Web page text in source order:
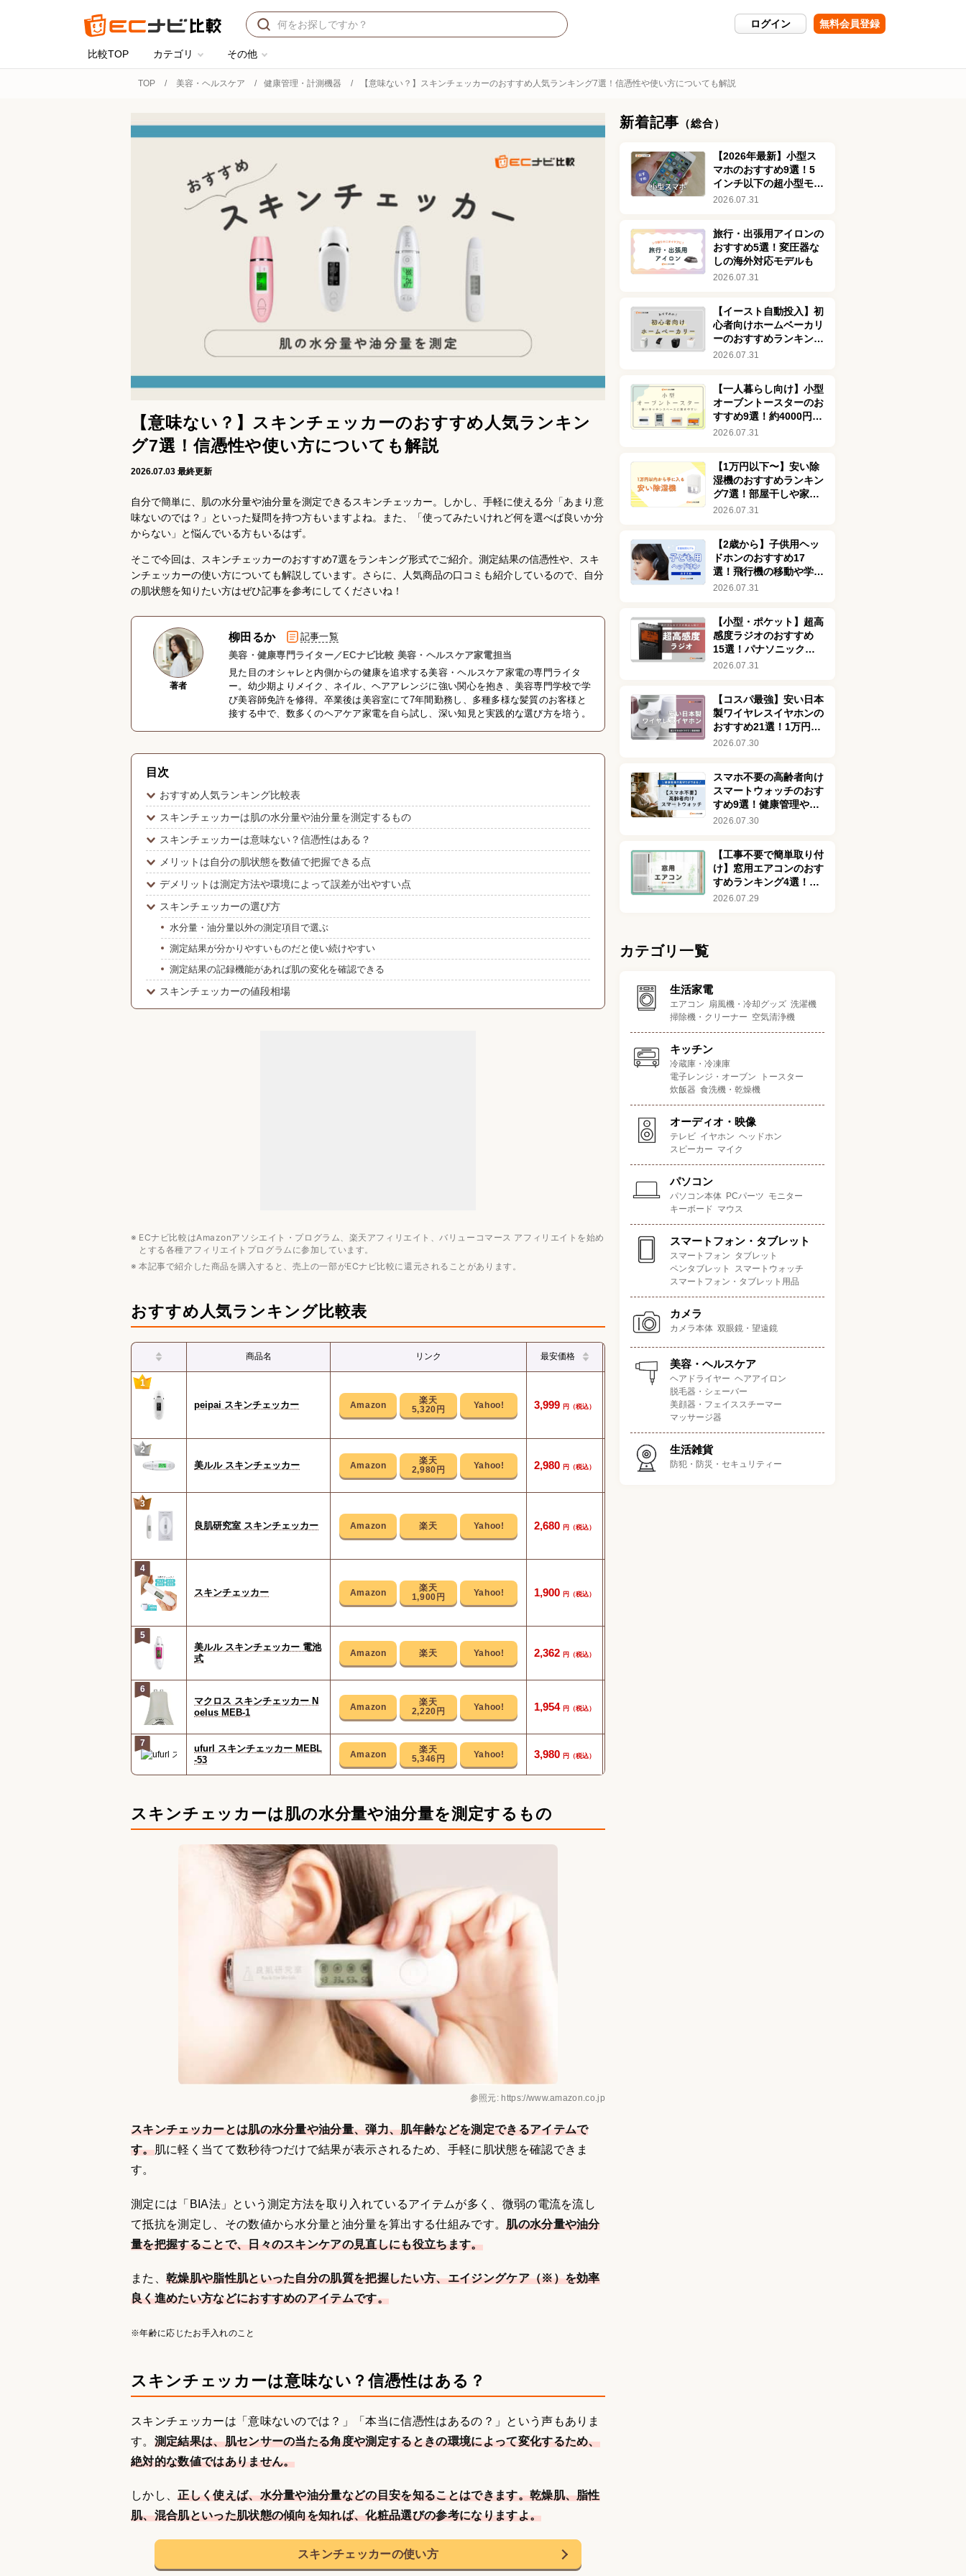
ログイン 無料会員登録
比較TOP カテゴリ その他
TOP 美容・ヘルスケア 健康管理・計測機器 【意味ない？】スキンチェッカーのおすすめ人気ランキング7選！信憑性や使い方についても解説
【意味ない？】スキンチェッカーのおすすめ人気ランキン
グ7選！信憑性や使い方についても解説
2026.07.03 最終更新
自分で簡単に、肌の水分量や油分量を測定できるスキンチェッカー。しかし、手軽に使える分「あまり意
味ないのでは？」といった疑問を持つ方もいますよね。また、「使ってみたいけれど何を選べば良いか分
からない」と悩んでいる方もいるはず。
そこで今回は、スキンチェッカーのおすすめ7選をランキング形式でご紹介。測定結果の信憑性や、スキ
ンチェッカーの使い方についても解説しています。さらに、人気商品の口コミも紹介しているので、自分
の肌状態を知りたい方はぜひ記事を参考にしてくださいね！
著者
柳田るか
記事一覧
美容・健康専門ライター／ECナビ比較 美容・ヘルスケア家電担当
見た目のオシャレと内側からの健康を追求する美容・ヘルスケア家電の専門ライタ
ー。幼少期よりメイク、ネイル、ヘアアレンジに強い関心を抱き、美容専門学校で学
び美容師免許を修得。卒業後は美容室にて7年間勤務し、多種多様な髪質のお客様と
接する中で、数多くのヘアケア家電を自ら試し、深い知見と実践的な選び方を培う。
目次
おすすめ人気ランキング比較表
スキンチェッカーは肌の水分量や油分量を測定するもの
スキンチェッカーは意味ない？信憑性はある？
メリットは自分の肌状態を数値で把握できる点
デメリットは測定方法や環境によって誤差が出やすい点
スキンチェッカーの選び方
水分量・油分量以外の測定項目で選ぶ
測定結果が分かりやすいものだと使い続けやすい
測定結果の記録機能があれば肌の変化を確認できる
スキンチェッカーの値段相場
約2000円〜8000円ほどで手に入る
ECナビ比較はAmazonアソシエイト・プログラム、楽天アフィリエイト、バリューコマース アフィリエイトを始め
とする各種アフィリエイトプログラムに参加しています。
本記事で紹介した商品を購入すると、売上の一部がECナビ比較に還元されることがあります。
おすすめ人気ランキング比較表
商品名 リンク 最安価格 ポイント
1
peipai スキンチェッカー 5,320円 3,999
4項目測定と10日間のデータを保
存する高機能モデル
水分、
2
美ルル スキンチェッカー 2,980円 2,980
緑と赤のライトや表情アイコン
で結果が分かりやすい
油分、
3
良肌研究室 スキンチェッカー 2,680
4
スキンチェッカー 1,900円 1,900
5
美ルル スキンチェッカー 電池
式
2,362
6
マクロス スキンチェッカー N
oelus MEB-1
2,220円 1,954
7
ufurl スキンチェッカー MEBL
-53
5,346円 3,980
スキンチェッカーは肌の水分量や油分量を測定するもの
参照元: https://www.amazon.co.jp
スキンチェッカーとは肌の水分量や油分量、弾力、肌年齢などを測定できるアイテムで
す。肌に軽く当てて数秒待つだけで結果が表示されるため、手軽に肌状態を確認できま
す。
測定には「BIA法」という測定方法を取り入れているアイテムが多く、微弱の電流を流し
て抵抗を測定し、その数値から水分量と油分量を算出する仕組みです。肌の水分量や油分
量を把握することで、日々のスキンケアの見直しにも役立ちます。
また、 乾燥肌や脂性肌といった自分の肌質を把握したい方、エイジングケア（※）を効率
良く進めたい方などにおすすめのアイテムです。
※年齢に応じたお手入れのこと
スキンチェッカーは意味ない？信憑性はある？
スキンチェッカーは「意味ないのでは？」「本当に信憑性はあるの？」という声もありま
す。 測定結果は、肌センサーの当たる角度や測定するときの環境によって変化するため、
絶対的な数値ではありません。
しかし、正しく使えば、水分量や油分量などの目安を知ることはできます。乾燥肌、脂性
肌、混合肌といった肌状態の傾向を知れば、化粧品選びの参考になりますよ。
スキンチェッカーの使い方
新着記事 （総合）
【2026年最新】小型ス
マホのおすすめ9選！5
インチ以下の超小型モデ
ルを厳選してご紹介
2026.07.31
旅行・出張用アイロンの
おすすめ5選！変圧器な
しの海外対応モデルも
2026.07.31
【イースト自動投入】初
心者向けホームベーカリ
ーのおすすめランキング
76選！安い商品も
2026.07.31
【一人暮らし向け】小型
オーブントースターのお
すすめ9選！約4000円で
買える安い商品も
2026.07.31
【1万円以下〜】安い除
湿機のおすすめランキン
グ7選！部屋干しや家電
の劣化を防ぐ効果も解説
2026.07.31
【2歳から】子供用ヘッ
ドホンのおすすめ17
選！飛行機の移動や学習
に適したモデルを厳選
2026.07.31
【小型・ポケット】超高
感度ラジオのおすすめ
15選！パナソニックや
ソニーの高音質モデルも
2026.07.31
【コスパ最強】安い日本
製ワイヤレスイヤホンの
おすすめ21選！1万円以
下を中心に紹介
2026.07.30
スマホ不要の高齢者向け
スマートウォッチのおす
すめ9選！健康管理や見
守りができるシニア向け
2026.07.30
【工事不要で簡単取り付
け】窓用エアコンのおす
すめランキング4選！冷
暖房兼用タイプも
2026.07.29
カテゴリ一覧
生活家電
エアコン 扇風機・冷却グッズ 洗濯機
掃除機・クリーナー 空気清浄機
キッチン
冷蔵庫・冷凍庫
電子レンジ・オーブン
トースター
炊飯器 食洗機・乾燥機
オーディオ・映像
テレビ イヤホン ヘッドホン
スピーカー マイク
パソコン
パソコン本体 PCパーツ モニター
キーボード マウス
スマートフォン・タブレット
スマートフォン タブレット
ペンタブレット
スマートウォッチ
スマートフォン・タブレット用品
カメラ
カメラ本体 双眼鏡・望遠鏡
美容・ヘルスケア
ヘアドライヤー ヘアアイロン
脱毛器・シェーバー
美顔器・フェイススチーマー
マッサージ器
生活雑貨
防犯・防災・セキュリティー